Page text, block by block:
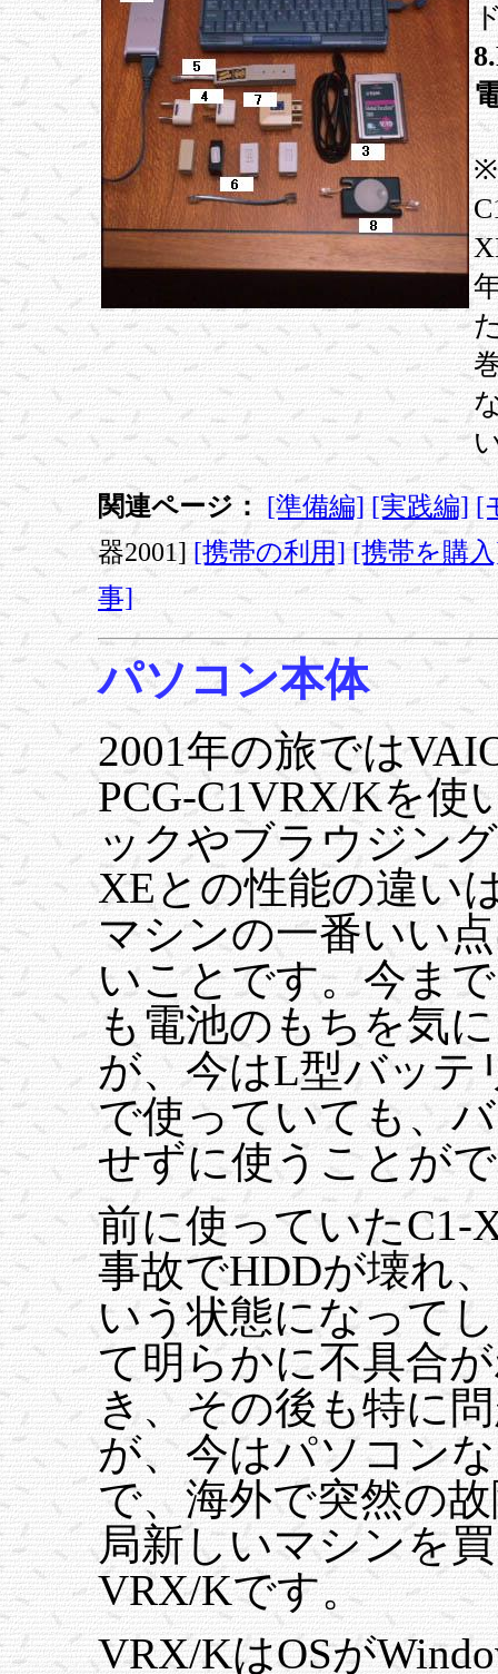
関連ページ： [準備編] [実践編] [
器2001][携帯の利用] [携帯を購
事]
パソコン本体
2001年の旅では
PCG-C1VRX/Kを使
ックやブラウジン
XEとの性能の違い
マシンの一番いい
いことです。今ま
も電池のもちを気
が、今はL型バッテ
で使っていても、
せずに使うことが
前に使っていたC1-
事故でHDDが壊れ
いう状態になって
て明らかに不具合
き、その後も特に
が、今はパソコン
で、海外で突然の
局新しいマシンを
VRX/Kです。
VRX/KはOSが